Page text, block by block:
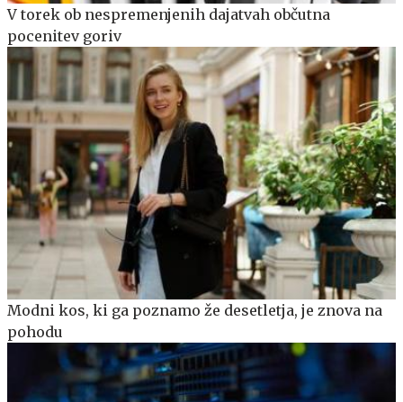
V torek ob nespremenjenih dajatvah občutna
pocenitev goriv
Modni kos, ki ga poznamo že desetletja, je znova na
pohodu